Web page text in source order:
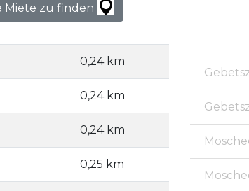
Miete zu finden
0,24 km
0,24 km
0,24 km
0,25 km